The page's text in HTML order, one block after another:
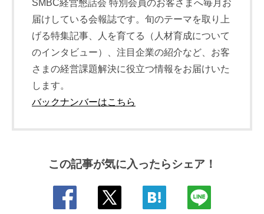
SMBC経営懇話会 特別会員のお客さまへ毎月お
届けしている会報誌です。旬のテーマを取り上
げる特集記事、人を育てる（人材育成について
のインタビュー）、注目企業の紹介など、お客
さまの経営課題解決に役立つ情報をお届けいた
します。
バックナンバーはこちら
この記事が気に入ったらシェア！